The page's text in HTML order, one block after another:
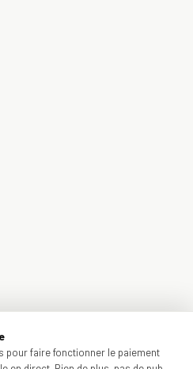
pour faire fonctionner le paiement